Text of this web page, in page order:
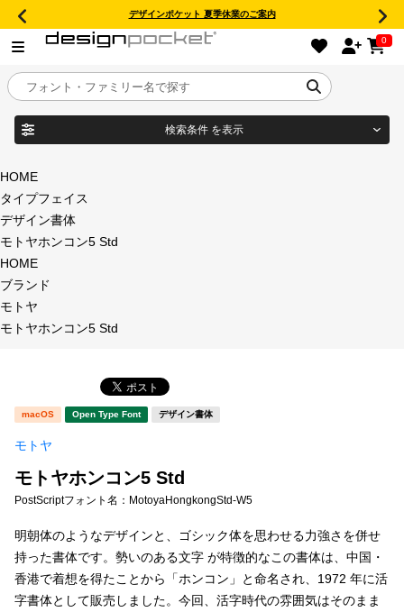
デザインポケット 夏季休業のご案内
0
目的別フォントガイド
特集
年間ライセンス商品
新着一覧
カート
マイページ
お気に入り
検索条件 を表示
商品名
タイプフェイス
明朝体
宋朝体
教科書体 行書体
草書体 勘亭流
江戸文字 デザイン毛筆
HOME
タイプフェイス
デザイン書体
モトヤホンコン5 Std
HOME
ブランド
モトヤ
モトヤホンコン5 Std
macOS Open Type Font デザイン書体
モトヤ
モトヤホンコン5 Std
PostScriptフォント名： MotoyaHongkongStd-W5
明朝体のようなデザインと、ゴシック体を思わせる力強さを併せ
持った書体です。勢いのある文字 が特徴的なこの書体は、中国・
香港で着想を得たことから「ホンコン」と命名され、1972 年に活
字書体として販売しました。今回、活字時代の雰囲気はそのまま